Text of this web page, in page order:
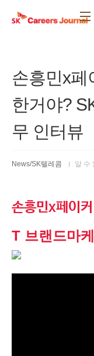
손흥민x페
한거야?
무 인터뷰
News/SK텔레콤 알 수
손흥민x페이
T 브랜드마